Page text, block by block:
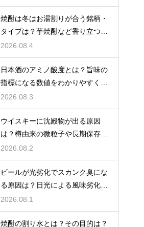
焼酎は冬はお湯割りが合う銘柄・
タイプは？芋焼酎など香り立つ本
格焼酎で体が温まる
2026.08.4
日本酒のアミノ酸度とは？旨味の
指標になる数値をわかりやすく解
説
2026.08.3
ウイスキーに沈殿物が出る原因
は？樽由来の微粒子や長期保存で
成分が析出するため
2026.08.2
ビールが光劣化でスカンク臭にな
る原因は？日光による風味劣化を
解説
2026.08.1
焼酎の割り水とは？その目的は？